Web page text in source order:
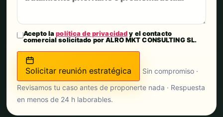
Acepto lapolítica de privacidady el contacto
comercial solicitado por ALRO MKT CONSULTING SL.
Solicitar reunión estratégica
Sin compromiso ·
Revisamos tu caso antes de proponerte nada · Respuesta
en menos de 24 h laborables.